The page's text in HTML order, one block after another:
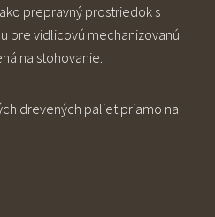
prepravný prostriedok s
pre vidlicovú mechanizovanú
na stohovanie.
drevených paliet priamo na